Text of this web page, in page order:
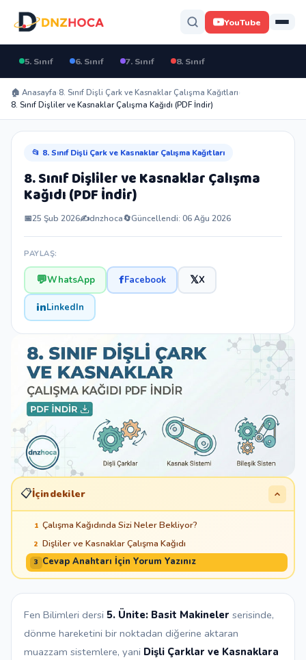
YouTube
5. Sınıf 6. Sınıf 7. Sınıf 8. Sınıf
🏠 Anasayfa›8. Sınıf Dişli Çark ve Kasnaklar Çalışma Kağıtları›
8. Sınıf Dişliler ve Kasnaklar Çalışma Kağıdı (PDF İndir)
📂 8. Sınıf Dişli Çark ve Kasnaklar Çalışma Kağıtları
8. Sınıf Dişliler ve Kasnaklar Çalışma
Kağıdı (PDF İndir)
📅25 Şub 2026✍️dnzhoca🔄Güncellendi: 06 Ağu 2026
PAYLAŞ:
💬WhatsApp fFacebook 𝕏X
inLinkedIn
📋İçindekiler
1 Çalışma Kağıdında Sizi Neler Bekliyor?
2 Dişliler ve Kasnaklar Çalışma Kağıdı
3 Cevap Anahtarı İçin Yorum Yazınız
Fen Bilimleri dersi 5. Ünite: Basit Makineler serisinde,
dönme hareketini bir noktadan diğerine aktaran
muazzam sistemlere, yani Dişli Çarklar ve Kasnaklara